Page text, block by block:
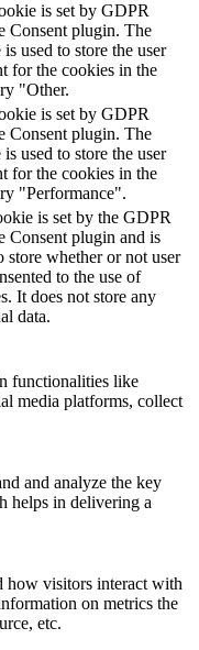
is set by GDPR
Consent plugin. The
used to store the user
for the cookies in the
"Other.
is set by GDPR
Consent plugin. The
used to store the user
for the cookies in the
"Performance".
is set by the GDPR
Consent plugin and is
store whether or not user
to the use of
It does not store any
data.
functionalities like
media platforms, collect
and analyze the key
helps in delivering a
how visitors interact with
on metrics the
etc.